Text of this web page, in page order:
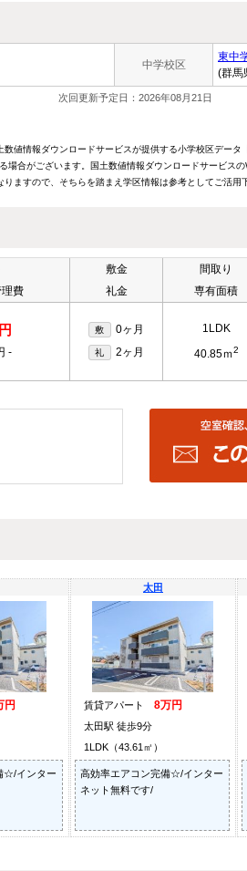
中学校区
東中
(群馬
次回更新予定日：2026年08月21日
値情報ダウンロードサービスが提供する小学校区デー
場合がございます。国土数値情報ダウンロードサービス
ますので、そちらを踏まえ学区情報は参考としてご活用
費
敷金
礼金
間取り
専有面積
-
敷 0ヶ月
礼 2ヶ月
1LDK
40.85ｍ2
円
☆/インター
太田
賃貸アパート 8万円
太田駅 徒歩9分
1LDK（43.61㎡）
高効率エアコン完備☆/インター
ネット無料です/